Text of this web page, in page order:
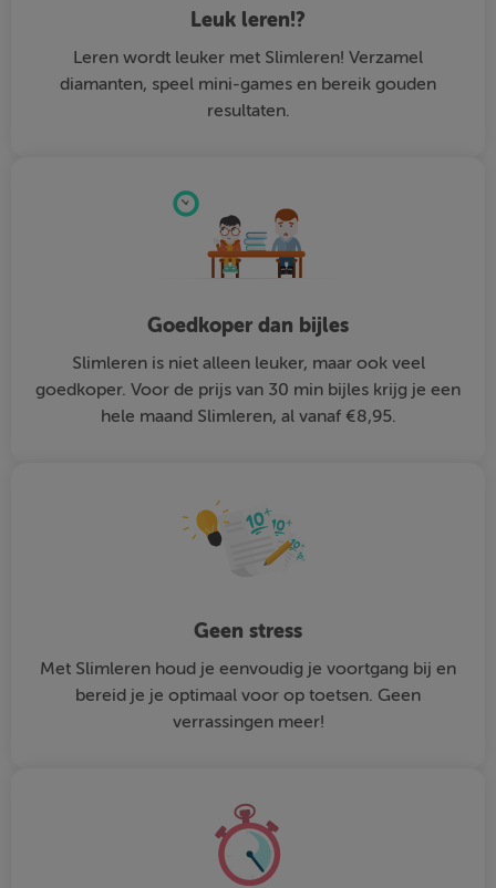
Leuk leren!?
Leren wordt leuker met Slimleren! Verzamel
diamanten, speel mini-games en bereik gouden
resultaten.
Goedkoper dan bijles
Slimleren is niet alleen leuker, maar ook veel
goedkoper. Voor de prijs van 30 min bijles krijg je een
hele maand Slimleren, al vanaf €8,95.
Geen stress
Met Slimleren houd je eenvoudig je voortgang bij en
bereid je je optimaal voor op toetsen. Geen
verrassingen meer!